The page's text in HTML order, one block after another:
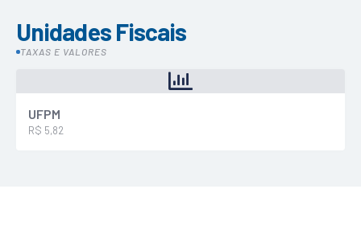
Unidades Fiscais
TAXAS E VALORES
UFPM
R$ 5,82